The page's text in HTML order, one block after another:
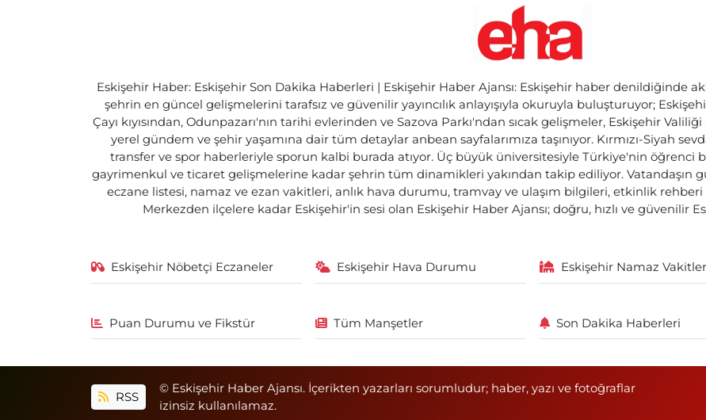
Eskişehir Haber: Eskişehir Son Dakika Haberleri | Eskişehir Haber Ajansı: Eskişehir haber denildiğinde
şehrin en güncel gelişmelerini tarafsız ve güvenilir yayıncılık anlayışıyla okuruyla buluşturuyor;
Çayı kıyısından, Odunpazarı'nın tarihi evlerinden ve Sazova Parkı'ndan sıcak gelişmeler, Eskişehir
yerel gündem ve şehir yaşamına dair tüm detaylar anbean sayfalarımıza taşınıyor. Kırmızı-Siyah
transfer ve spor haberleriyle sporun kalbi burada atıyor. Üç büyük üniversitesiyle Türkiye'nin öğrenci
gayrimenkul ve ticaret gelişmelerine kadar şehrin tüm dinamikleri yakından takip ediliyor. Vatandaşın
eczane listesi, namaz ve ezan vakitleri, anlık hava durumu, tramvay ve ulaşım bilgileri, etkinlik
Merkezden ilçelere kadar Eskişehir'in sesi olan Eskişehir Haber Ajansı; doğru, hızlı ve güvenilir
Eskişehir Nöbetçi Eczaneler Eskişehir Hava Durumu Eskişehir Namaz
Puan Durumu ve Fikstür Tüm Manşetler Son Dakika Haberleri
RSS
© Eskişehir Haber Ajansı. İçerikten yazarları sorumludur; haber, yazı ve fotoğraflar
izinsiz kullanılamaz.